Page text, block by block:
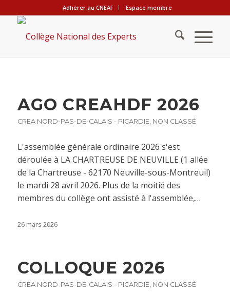
Adhérer au CNEAF Espace membre
AGO CREAHDF 2026
CREA NORD-PAS-DE-CALAIS - PICARDIE, NON CLASSÉ
L'assemblée générale ordinaire 2026 s'est
déroulée à LA CHARTREUSE DE NEUVILLE (1 allée
de la Chartreuse - 62170 Neuville-sous-Montreuil)
le mardi 28 avril 2026. Plus de la moitié des
membres du collège ont assisté à l'assemblée,…
26 mars 2026
COLLOQUE 2026
CREA NORD-PAS-DE-CALAIS - PICARDIE, NON CLASSÉ